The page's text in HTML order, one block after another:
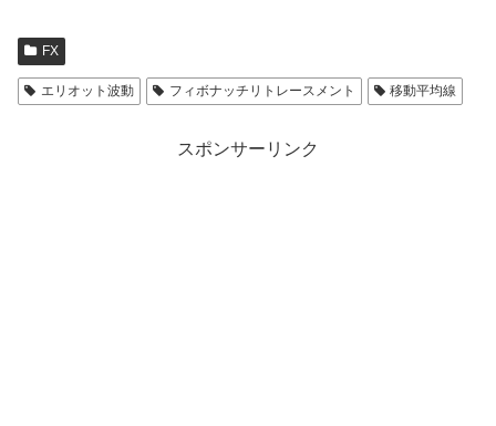
FX
エリオット波動 フィボナッチリトレースメント 移動平均線
スポンサーリンク